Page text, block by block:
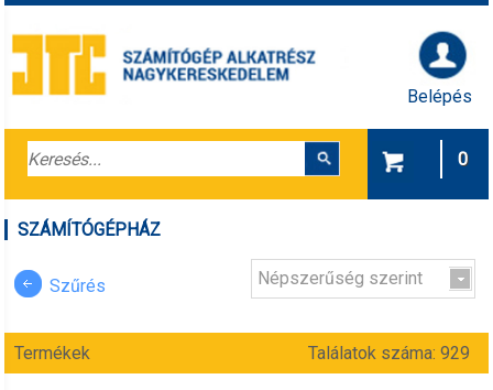
Belépés
0
SZÁMÍTÓGÉPHÁZ
Szűrés Népszerűség szerint
Termékek Találatok száma: 929